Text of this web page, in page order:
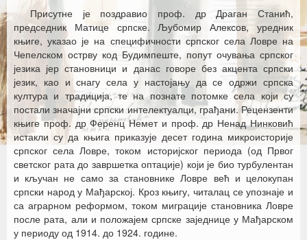
Присутне је поздравио проф. др Драган Станић,
председник Матице српске. Љубомир Алексов, уредник
књиге, указао је на специфичности српског села Ловре на
Чепелском острву код Будимпеште, попут очувања српског
језика јер становници и данас говоре без акцента српски
језик, као и снагу села у настојању да се одржи српска
култура и традиција, те на познате потомке села који су
постали значајни српски интелектуалци, грађани. Рецензенти
књиге проф. др Ференц Немет и проф. др Ненад Нинковић
истакли су да књига приказује десет година микроисторије
српског села Ловре, током историјског периода (од Првог
светског рата до завршетка оптације) који је био турбулентан
и кључан не само за становнике Ловре већ и целокупан
српски народ у Мађарској. Кроз књигу, читалац се упознаје и
са аграрном реформом, током миграције становника Ловре
после рата, али и положајем српске заједнице у Мађарском
у периоду од 1914. до 1924. године.